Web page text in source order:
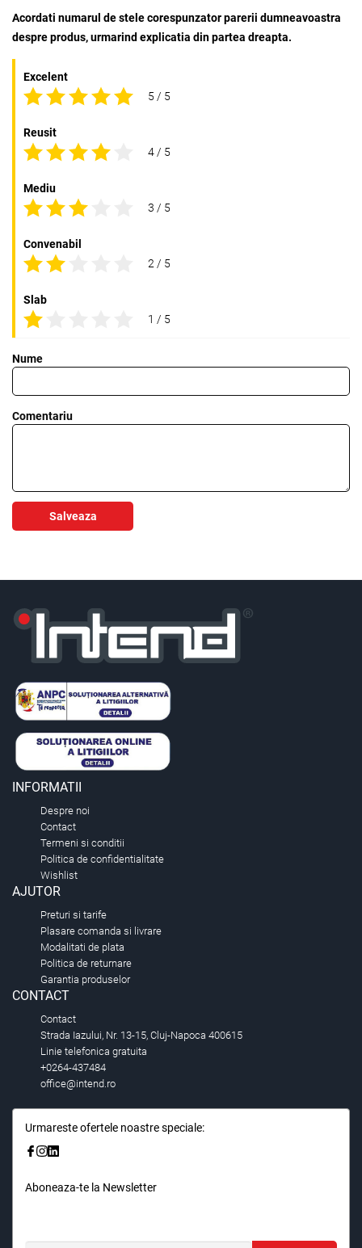
Acordati numarul de stele corespunzator parerii dumneavoastra
despre produs, urmarind explicatia din partea dreapta.
Excelent
5 / 5
Reusit
4 / 5
Mediu
3 / 5
Convenabil
2 / 5
Slab
1 / 5
Nume
Comentariu
Salveaza
INFORMATII
Despre noi
Contact
Termeni si conditii
Politica de confidentialitate
Wishlist
AJUTOR
Preturi si tarife
Plasare comanda si livrare
Modalitati de plata
Politica de returnare
Garantia produselor
CONTACT
Contact
Strada Iazului, Nr. 13-15, Cluj-Napoca 400615
Linie telefonica gratuita
+0264-437484
office@intend.ro
Urmareste ofertele noastre speciale:
Aboneaza-te la Newsletter